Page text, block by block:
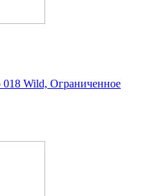
018 Wild, Ограниченное